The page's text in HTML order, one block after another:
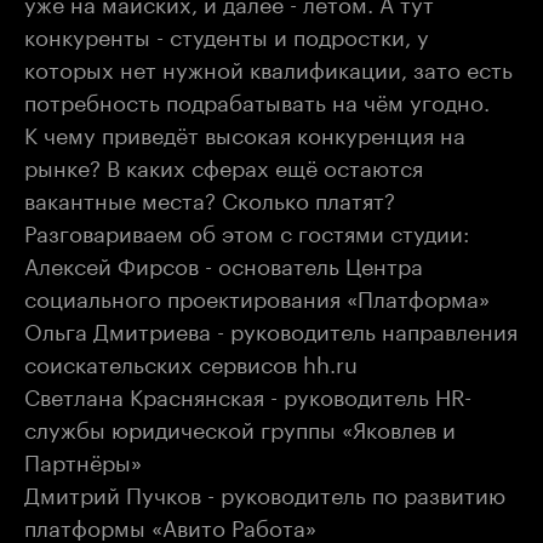
конкуренты - студенты и подростки, у
которых нет нужной квалификации, зато есть
потребность подрабатывать на чём угодно.
К чему приведёт высокая конкуренция на
рынке? В каких сферах ещё остаются
вакантные места? Сколько платят?
Разговариваем об этом с гостями студии:
Алексей Фирсов - основатель Центра
социального проектирования «Платформа»
Ольга Дмитриева - руководитель направления
соискательских сервисов hh.ru
Светлана Краснянская - руководитель HR-
службы юридической группы «Яковлев и
Партнёры»
Дмитрий Пучков - руководитель по развитию
платформы «Авито Работа»